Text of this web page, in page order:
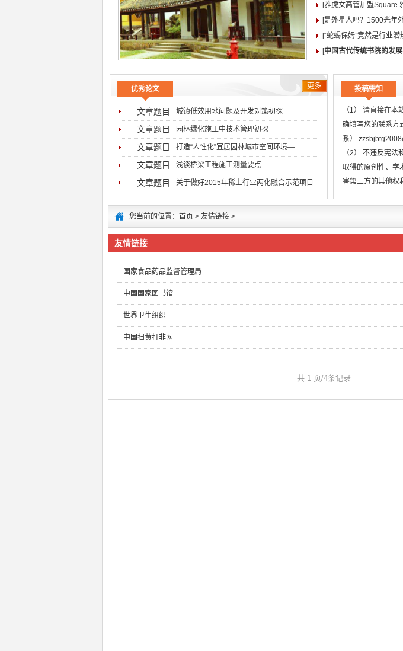
[雅虎女高管加盟Square
[是外星人吗？1500光年
[“蛇蝎保姆”竟然是行业潜
[中国古代传统书院的发
优秀论文 更多
城镇低效用地问题及开发对策初探
文章题目
园林绿化施工中技术管理初探
文章题目
打造“人性化”宜居园林城市空间环境―
文章题目
浅谈桥梁工程施工测量要点
文章题目
关于做好2015年稀土行业两化融合示范项目
文章题目
投稿需知
（1） 请直接在
确填写您的联系方
系）
（2） 不违反宪
取得的原创性、学
害第三方的其他权
您当前的位置： 首页 > 友情链接>
友情链接
国家食品药品监督管理局
中国国家图书馆
世界卫生组织
中国扫黄打非网
共 1 页/4条记录